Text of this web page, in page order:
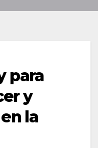
para
y
la